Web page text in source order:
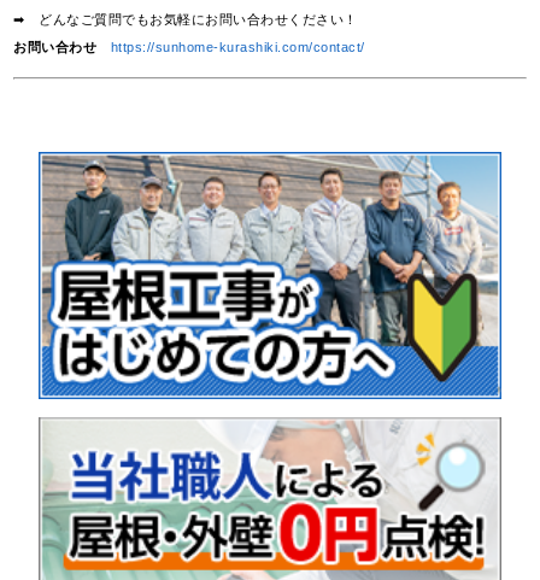
➡ どんなご質問でもお気軽にお問い合わせください！
お問い合わせ
https://sunhome-kurashiki.com/contact/